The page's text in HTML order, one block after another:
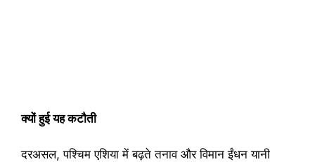
क्यों हुई यह कटौती
दरअसल, पश्चिम एशिया में बढ़ते तनाव और विमान ईंधन यानी